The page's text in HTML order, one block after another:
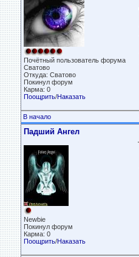
Почётный пользователь форума
Сватово
Откуда: Сватово
Покинул форум
Карма: 0
Поощрить/Наказать
В начало
Падший Ангел
Newbie
Покинул форум
Карма: 0
Поощрить/Наказать